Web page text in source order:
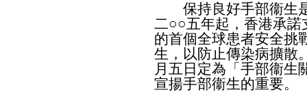
保持良好手部衞生是
二○○五年起，香港承諾
的首個全球患者安全挑
生，以防止傳染病擴散
月五日定為「手部衞生
宣揚手部衞生的重要。